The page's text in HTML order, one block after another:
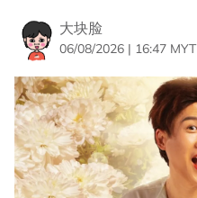
大块脸
06/08/2026 | 16:47 MYT